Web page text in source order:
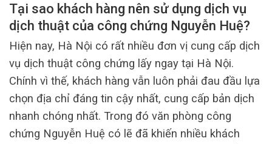
Tại sao khách hàng nên sử dụng dịch vụ
dịch thuật của công chứng Nguyễn Huệ?
Hiện nay, Hà Nội có rất nhiều đơn vị cung cấp dịch
vụ dịch thuật công chứng lấy ngay tại Hà Nội.
Chính vì thế, khách hàng vẫn luôn phải đau đầu lựa
chọn địa chỉ đáng tin cậy nhất, cung cấp bản dịch
nhanh chóng nhất. Trong đó văn phòng công
chứng Nguyễn Huệ có lẽ đã khiến nhiều khách